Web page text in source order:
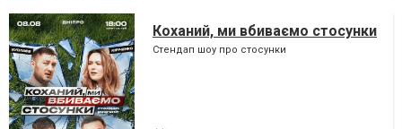
Коханий, ми вбиваємо стосунки
Стендап шоу про стосунки